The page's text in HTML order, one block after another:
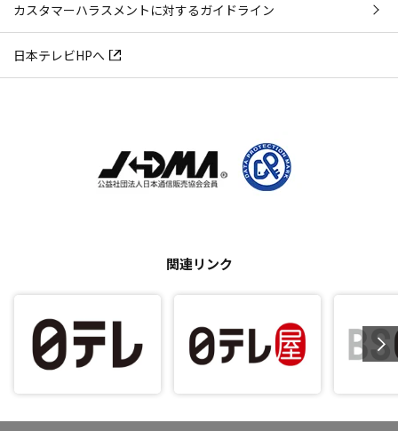
カスタマーハラスメントに対するガイドライン
日本テレビHPへ
関連リンク